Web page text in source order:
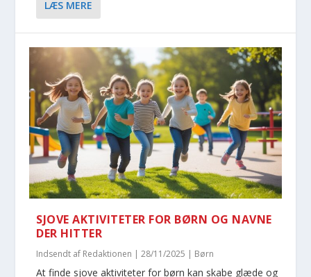
LÆS MERE
SJOVE AKTIVITETER FOR BØRN OG NAVNE
DER HITTER
Indsendt af Redaktionen |28/11/2025 | Børn
At finde sjove aktiviteter for børn kan skabe glæde og